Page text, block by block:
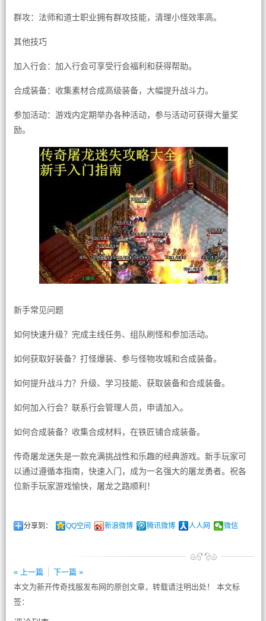
群攻：法师和道士职业拥有群攻技能，清理小怪效率高。
其他技巧
加入行会：加入行会可享受行会福利和获得帮助。
合成装备：收集素材合成高级装备，大幅提升战斗力。
参加活动：游戏内定期举办各种活动，参与活动可获得大量奖
励。
新手常见问题
如何快速升级？完成主线任务、组队刷怪和参加活动。
如何获取好装备？打怪爆装、参与怪物攻城和合成装备。
如何提升战斗力？升级、学习技能、获取装备和合成装备。
如何加入行会？联系行会管理人员，申请加入。
如何合成装备？收集合成材料，在铁匠铺合成装备。
传奇屠龙迷失是一款充满挑战性和乐趣的经典游戏。新手玩家可
以通过遵循本指南，快速入门，成为一名强大的屠龙勇者。祝各
位新手玩家游戏愉快，屠龙之路顺利！
分享到： QQ空间 新浪微博 腾讯微博 人人网 微信
« 上一篇
下一篇 »
本文为新开传奇找服发布网的原创文章，转载请注明出处！ 本文标
签：